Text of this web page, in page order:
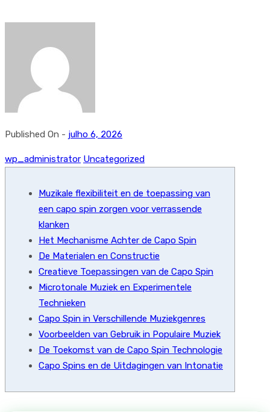
Published On - julho 6, 2026
wp_administrator Uncategorized
Muzikale flexibiliteit en de toepassing van
een capo spin zorgen voor verrassende
klanken
Het Mechanisme Achter de Capo Spin
De Materialen en Constructie
Creatieve Toepassingen van de Capo Spin
Microtonale Muziek en Experimentele
Technieken
Capo Spin in Verschillende Muziekgenres
Voorbeelden van Gebruik in Populaire Muziek
De Toekomst van de Capo Spin Technologie
Capo Spins en de Uitdagingen van Intonatie